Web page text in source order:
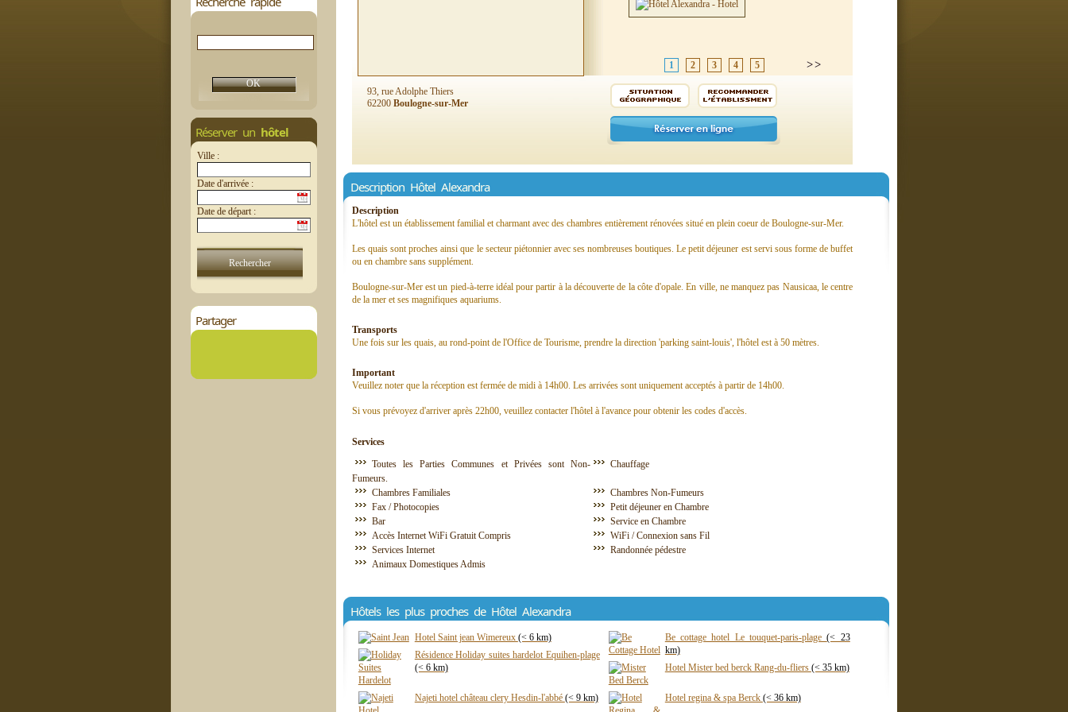
Réserver un hôtel
Ville :
Date d'arrivée :
Date de départ :
Partager
1 2 3 4 5
93, rue Adolphe Thiers
62200 Boulogne-sur-Mer
Description Hôtel Alexandra
Description
L'hôtel est un établissement familial et charmant avec des chambres entièrement rénovées situé en plein coeur de Boulogne-sur-Mer.
Les quais sont proches ainsi que le secteur piétonnier avec ses nombreuses boutiques. Le petit déjeuner est servi sous forme de buffet
ou en chambre sans supplément.
Boulogne-sur-Mer est un pied-à-terre idéal pour partir à la découverte de la côte d'opale. En ville, ne manquez pas Nausicaa, le centre
de la mer et ses magnifiques aquariums.
Transports
Une fois sur les quais, au rond-point de l'Office de Tourisme, prendre la direction 'parking saint-louis', l'hôtel est à 50 mètres.
Important
Veuillez noter que la réception est fermée de midi à 14h00. Les arrivées sont uniquement acceptés à partir de 14h00.
Si vous prévoyez d'arriver après 22h00, veuillez contacter l'hôtel à l'avance pour obtenir les codes d'accès.
Services
Toutes les Parties Communes et Privées sont Non-
Fumeurs.
Chauffage
Chambres Familiales
Chambres Non-Fumeurs
Fax / Photocopies
Petit déjeuner en Chambre
Bar
Service en Chambre
Accès Internet WiFi Gratuit Compris
WiFi / Connexion sans Fil
Services Internet
Randonnée pédestre
Animaux Domestiques Admis
Hôtels les plus proches de Hôtel Alexandra
Hotel Saint jean Wimereux (< 6 km)
Résidence Holiday suites hardelot Equihen-plage
(< 6 km)
Najeti hotel château clery Hesdin-l'abbé (< 9 km)
Be cottage hotel Le touquet-paris-plage(< 23
km)
Hotel Mister bed berck Rang-du-fliers (< 35 km)
Hotel regina & spa Berck (< 36 km)